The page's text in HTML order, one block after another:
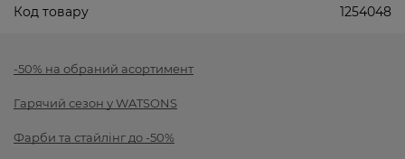
Код товару 1254048
-50% на обраний асортимент
Гарячий сезон у WATSONS
Фарби та стайлінг до -50%